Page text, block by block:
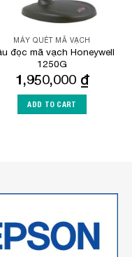
MÁY QUÉT MÃ VẠCH
đọc mã vạch Honeywell
1250G
1,950,000 ₫
ADD TO CART